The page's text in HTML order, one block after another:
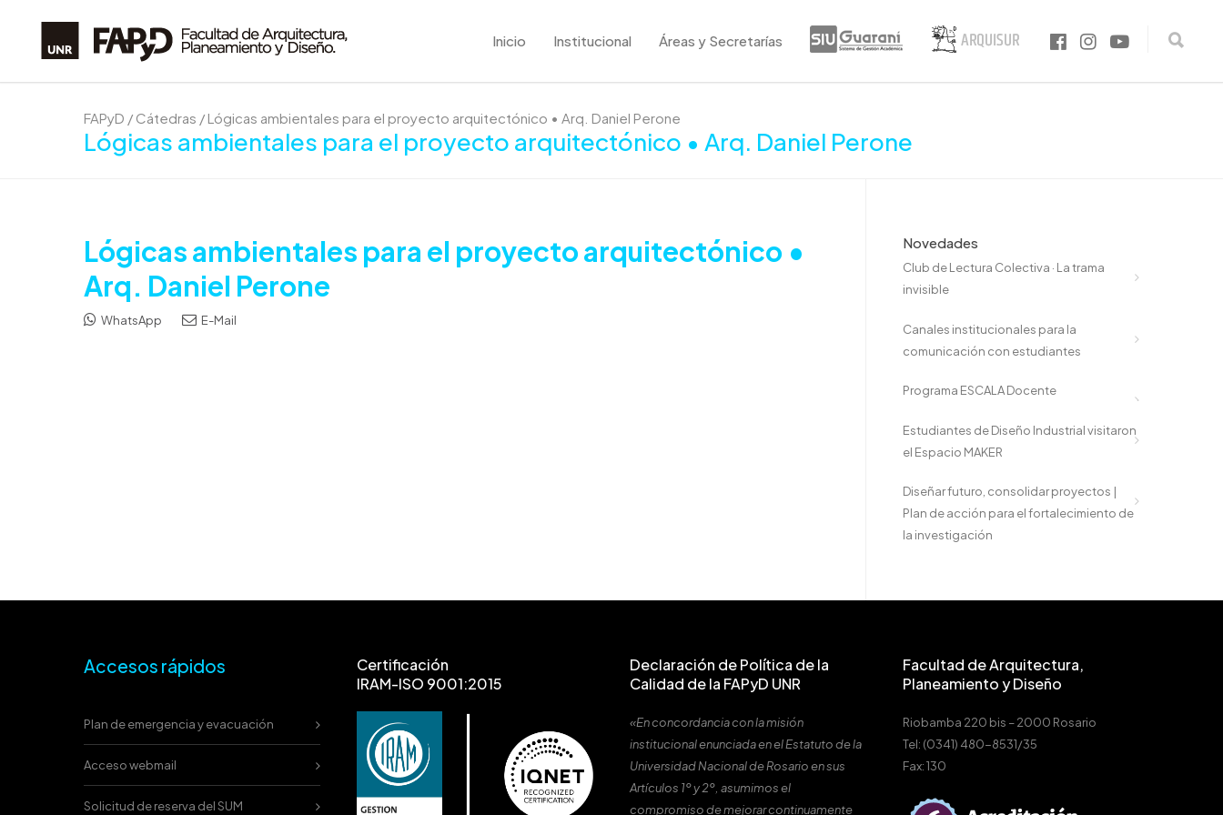
Inicio Institucional Áreas y Secretarías
FAPyD / Cátedras / Lógicas ambientales para el proyecto arquitectónico • Arq. Daniel Perone
Lógicas ambientales para el proyecto arquitectónico • Arq. Daniel Perone
Lógicas ambientales para el proyecto arquitectónico •
Arq. Daniel Perone
WhatsApp E-Mail
Novedades
Club de Lectura Colectiva · La trama
invisible
Canales institucionales para la
comunicación con estudiantes
Programa ESCALA Docente
Estudiantes de Diseño Industrial visitaron
el Espacio MAKER
Diseñar futuro, consolidar proyectos |
Plan de acción para el fortalecimiento de
la investigación
Accesos rápidos
Plan de emergencia y evacuación
Acceso webmail
Solicitud de reserva del SUM
Certificación
IRAM-ISO 9001:2015
Declaración de Política de la
Calidad de la FAPyD UNR
«En concordancia con la misión
institucional enunciada en el Estatuto de la
Universidad Nacional de Rosario en sus
Artículos 1º y 2º, asumimos el
compromiso de mejorar continuamente
Facultad de Arquitectura,
Planeamiento y Diseño
Riobamba 220 bis – 2000 Rosario
Tel: (0341) 480-8531/35
Fax: 130